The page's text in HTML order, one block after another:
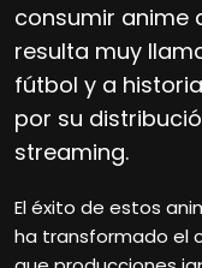
consumir anime
resulta muy
fútbol y a
por su
streaming.
El éxito de estos
ha transformado el